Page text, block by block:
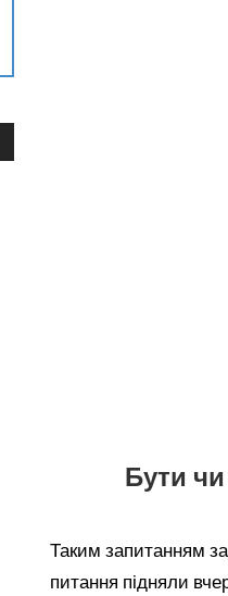
Бути чи
Таким запитанням
питання підняли